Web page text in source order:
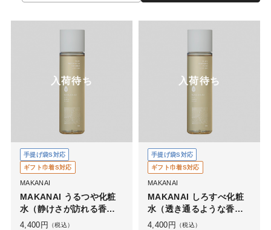
入荷待ち
手提げ袋S対応
ギフト巾着S対応
MAKANAI
MAKANAI うるつや化粧
水（静けさが訪れる香
り）
4,400 円 （税込）
入荷待ち
手提げ袋S対応
ギフト巾着S対応
MAKANAI
MAKANAI しろすべ化粧
水（透き通るような香
り）
4,400 円 （税込）